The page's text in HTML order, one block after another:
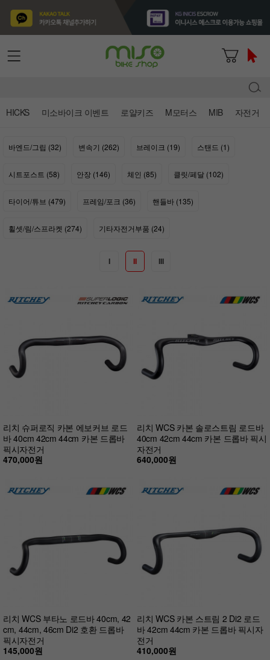
HICKS 미소바이크 이벤트 로얄키즈 M모터스 MIB 자전거
바엔드/그립 (32) 변속기 (262) 브레이크 (19) 스탠드 (1)
시트포스트 (58) 안장 (146) 체인 (85) 클릿/페달 (102)
타이어/튜브 (479) 프레임/포크 (36) 핸들바 (135)
휠셋/림/스프라켓 (274) 기타자전거부품 (24)
I II III
리치 슈퍼로직 카본 에보커브 로드
바 40cm 42cm 44cm 카본 드롭바
픽시자전거
470,000원
리치 WCS 카본 솔로스트림 로드바
40cm 42cm 44cm 카본 드롭바 픽시
자전거
640,000원
리치 WCS 부타노 로드바 40cm, 42
cm, 44cm, 46cm Di2 호환 드롭바
픽시자전거
145,000원
리치 WCS 카본 스트림 2 Di2 로드
바 42cm 44cm 카본 드롭바 픽시자
전거
410,000원